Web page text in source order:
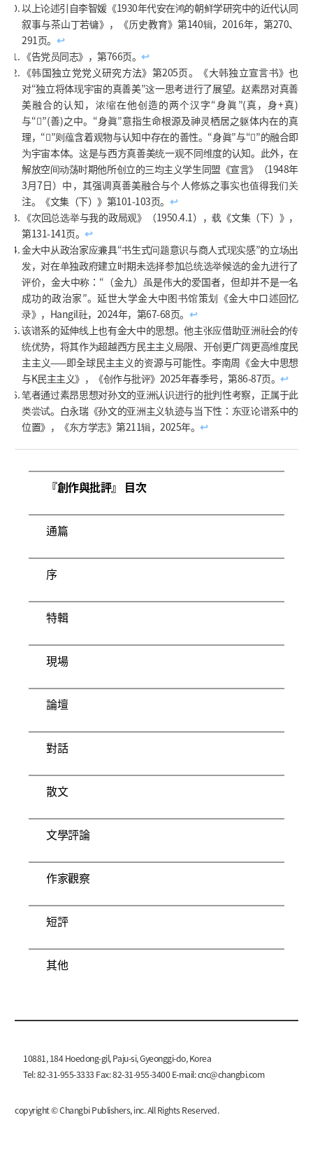
以上论述引自李智媛《1930年代安在鸿的朝鲜学研究中的近代认同
叙事与茶山丁若镛》，《历史教育》第140辑，2016年，第270、
291页。 ↩
《告党员同志》，第766页。↩
《韩国独立党党义研究方法》第205页。《大韩独立宣言书》也
对“独立将体现宇宙的真善美”这一思考进行了展望。赵素昂对真善
美融合的认知，浓缩在他创造的两个汉字“身眞”(真，身+真)
与“𥊳”(善)之中。“身眞”意指生命根源及神灵栖居之躯体内在的真
理，“𥊳”则蕴含着观物与认知中存在的善性。“身眞”与“𥊳”的融合即
为宇宙本体。这是与西方真善美统一观不同维度的认知。此外，在
解放空间动荡时期他所创立的三均主义学生同盟《宣言》（1948年
3月7日）中，其强调真善美融合与个人修炼之事实也值得我们关
注。《文集（下）》第101-103页。 ↩
《次回总选举与我的政局观》（1950.4.1），载《文集（下）》，
第131-141页。↩
金大中从政治家应兼具“书生式问题意识与商人式现实感”的立场出
发，对在单独政府建立时期未选择参加总统选举候选的金九进行了
评价，金大中称：“（金九）虽是伟大的爱国者，但却并不是一名
成功的政治家”。延世大学金大中图书馆策划《金大中口述回忆
录》，Hangil社，2024年，第67-68页。 ↩
该谱系的延伸线上也有金大中的思想。他主张应借助亚洲社会的传
统优势，将其作为超越西方民主主义局限、开创更广阔更高维度民
主主义——即全球民主主义的资源与可能性。李南周《金大中思想
与K民主主义》，《创作与批评》2025年春季号，第86-87页。↩
笔者通过素昂思想对孙文的亚洲认识进行的批判性考察，正属于此
类尝试。白永瑞《孙文的亚洲主义轨迹与当下性：东亚论谱系中的
位置》，《东方学志》第211辑，2025年。↩
『創作與批評』 目次
通篇
序
特輯
現場
論壇
對話
散文
文學評論
作家觀察
短評
其他
10881, 184 Hoedong-gil, Paju-si, Gyeonggi-do, Korea
Tel: 82-31-955-3333 Fax: 82-31-955-3400 E-mail:cnc@changbi.com
copyright © Changbi Publishers, inc. All Rights Reserved.